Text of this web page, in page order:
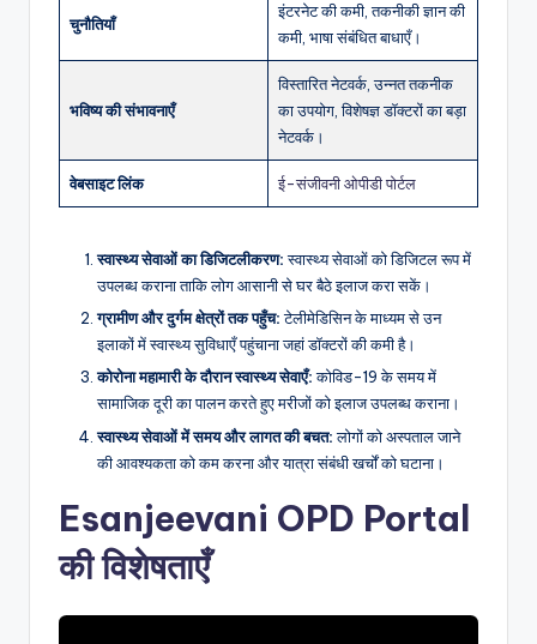
चुनौतियाँ
इंटरनेट की कमी, तकनीकी ज्ञान की
कमी, भाषा संबंधित बाधाएँ।
भविष्य की संभावनाएँ
विस्तारित नेटवर्क, उन्नत तकनीक
का उपयोग, विशेषज्ञ डॉक्टरों का बड़ा
नेटवर्क।
वेबसाइट लिंक ई-संजीवनी ओपीडी पोर्टल
स्वास्थ्य सेवाओं का डिजिटलीकरण:स्वास्थ्य सेवाओं को डिजिटल रूप में
उपलब्ध कराना ताकि लोग आसानी से घर बैठे इलाज करा सकें।
ग्रामीण और दुर्गम क्षेत्रों तक पहुँच:टेलीमेडिसिन के माध्यम से उन
इलाकों में स्वास्थ्य सुविधाएँ पहुंचाना जहां डॉक्टरों की कमी है।
कोरोना महामारी के दौरान स्वास्थ्य सेवाएँ:कोविड-19 के समय में
सामाजिक दूरी का पालन करते हुए मरीजों को इलाज उपलब्ध कराना।
स्वास्थ्य सेवाओं में समय और लागत की बचत:लोगों को अस्पताल जाने
की आवश्यकता को कम करना और यात्रा संबंधी खर्चों को घटाना।
Esanjeevani OPD Portal
की विशेषताएँ